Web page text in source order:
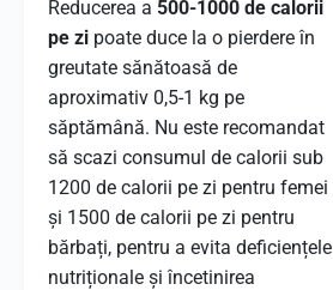
Reducerea a 500-1000 de calorii
pe zi poate duce la o pierdere în
greutate sănătoasă de
aproximativ 0,5-1 kg pe
săptămână. Nu este recomandat
să scazi consumul de calorii sub
1200 de calorii pe zi pentru femei
și 1500 de calorii pe zi pentru
bărbați, pentru a evita deficiențele
nutriționale și încetinirea